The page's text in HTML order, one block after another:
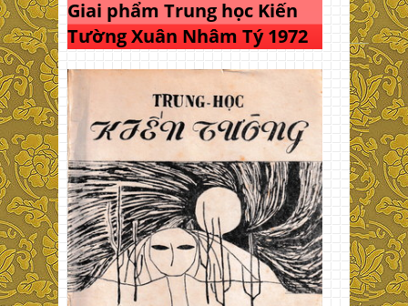
Giai phẩm Trung học Kiến
Tường Xuân Nhâm Tý 1972